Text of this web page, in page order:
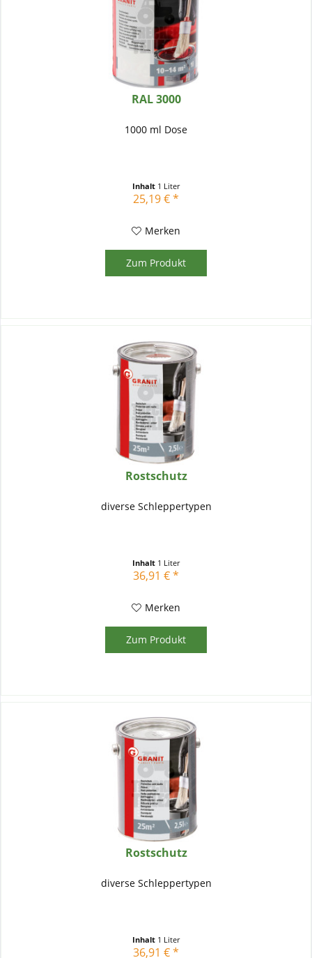
RAL 3000
1000 ml Dose
Inhalt 1 Liter
25,19 € *
Merken
Zum Produkt
Rostschutz
diverse Schleppertypen
Inhalt 1 Liter
36,91 € *
Merken
Zum Produkt
Rostschutz
diverse Schleppertypen
Inhalt 1 Liter
36,91 € *